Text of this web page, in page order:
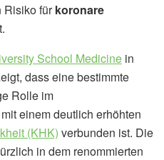
Risiko fürkoronare
School Medicine in
dass eine bestimmte
Rolle im
einem deutlich erhöhten
(KHK) verbunden ist. Die
in dem renommierten